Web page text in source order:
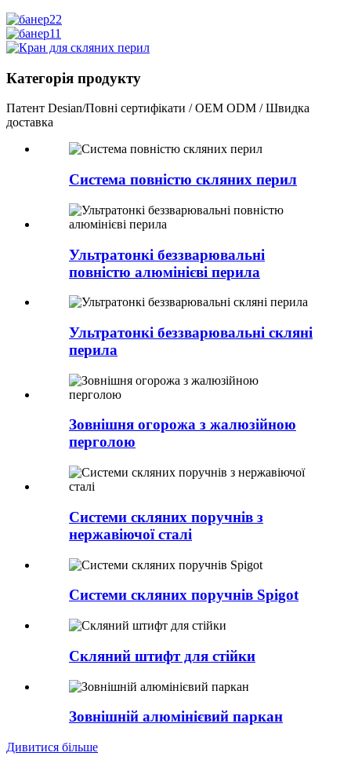
Категорія продукту
Патент Desian/Повні сертифікати / OEM ODM / Швидка
доставка
Система повністю скляних перил
Ультратонкі беззварювальні
повністю алюмінієві перила
Ультратонкі беззварювальні скляні
перила
Зовнішня огорожа з жалюзійною
перголою
Системи скляних поручнів з
нержавіючої сталі
Системи скляних поручнів Spigot
Скляний штифт для стійки
Зовнішній алюмінієвий паркан
Дивитися більше